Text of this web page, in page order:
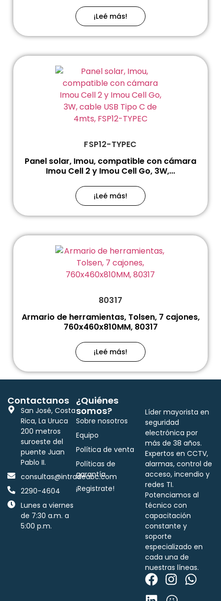
¡Leé más!
FSP12-TYPEC
Panel solar, Imou, compatible con cámara
Imou Cell 2 y Imou Cell Go, 3W,...
¡Leé más!
80317
Armario de herramientas, Tolsen, 7 cajones,
760x460x810MM, 80317
¡Leé más!
Líder mayorista en
seguridad
electrónica por
más de 38 años.
Expertos en CCTV,
alarmas, control de
acceso, incendio y
redes TI.
Potenciamos al
técnico con
capacitación
constante y
soporte
especializado en
cada una de
nuestras líneas.
¿Quiénes
somos?
Sobre nosotros
Equipo
Política de venta
Políticas de
garantía
¡Registrate!
Contactanos
San José, Costa
Rica, La Uruca
200 metros
suroeste del
puente Juan
Pablo II.
consultas@intradeabc.com
2290-4604
Lunes a viernes
de 7:30 a.m. a
5:00 p.m.